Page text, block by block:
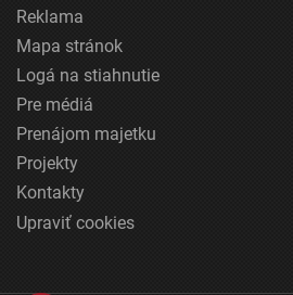
Reklama
Mapa stránok
Logá na stiahnutie
Pre médiá
Prenájom majetku
Projekty
Kontakty
Upraviť cookies